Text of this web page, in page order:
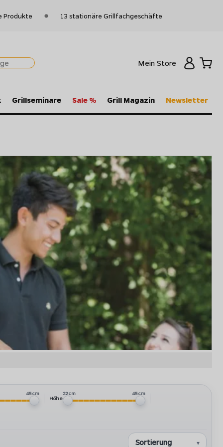
Produkte 13 stationäre Grillfachgeschäfte
Mein Store
Grillseminare Sale % Grill Magazin Newsletter
45 cm
Höhe
22 cm 45 cm